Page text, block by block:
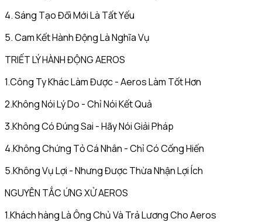
4. Sáng Tạo Đổi Mới Là Tất Yếu
5. Cam Kết Hành Động Là Nghĩa Vụ
TRIẾT LÝ HÀNH ĐỘNG AEROS
1.Công Ty Khác Làm Được - Aeros Làm Tốt Hơn
2.Không Nói Lý Do - Chỉ Nói Kết Quả
3.Không Có Đúng Sai - Hãy Nói Giải Pháp
4.Không Chứng Tỏ Cá Nhân - Chỉ Có Cống Hiến
5.Không Vụ Lợi - Nhưng Được Thừa Nhận Lợi Ích
NGUYÊN TẮC ỨNG XỬ AEROS
1.Khách hàng Là Ông Chủ Và Trả Lương Cho Aeros